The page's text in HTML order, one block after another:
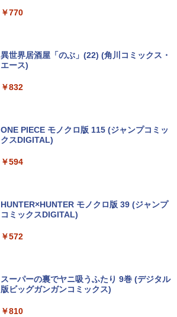
往復送料込！パソコンレンタルハイスペ
（4週間延長）【Office2024セット】イ
￥14,300
Core i5-7300U カメラ内蔵 メモリ最大16
GB SSD1TB 薄い軽い FHD液晶 type-C
ice付き 5GWIFI Bluetooth最新Microso
【マラソンセール期間中ポイント5倍】中
￥24,800
【エントリーでポイント100％還元のチ
ャンス】GMKtec ミニpc G3 Pro Intel C
設 512GB SSD M.2 2242 最大8TB Wind
ップPC
コン PC 一体型 新品 Windows11 27型 C
ore i7 第4世代 Office付き メモリ16GB
ク
(8845HS)
￥6,600
￥6,930
子限定かきおろし付】 【電子書籍】[ 佳
門サエコ ]
￥878
あかね噺 23 【電子書籍】[ 末永裕樹 ]
Anker Soundcore P31i ブラック
Anker Soundcore Liberty 5 アプリコットピ
ンク
￥-
【2026年アップグレード版】AOKIMI ワイヤ
レスイヤホン bluetooth イヤホン V12 小型
るーとゅーす コードレス ENCノイズキャン
￥1,964
￥250
BRUCE WAYNE feat. Flo Milli, ATL Jacob
[Explicit]
￥250
On My Road (Stadium ver.)
On My Road (Stadium ver.)
BUGS LIFE
￥1,112
by Amazon 天然水 ラベルレス 500ml ×24本
富士山の天然水 バナジウム含有 水 ミネラル
ットル (Smart Basic)
by Amazon 炭酸水 ラベルレス 500ml ×24本
art Basic)
by Amazon 天然水ラベルレス 2L×9本
￥1,117
コカ・コーラ やかんの麦茶 from 爽健美茶 ラ
￥770
異世界居酒屋「のぶ」(22) (角川コミックス・
エース)
￥832
ONE PIECE モノクロ版 115 (ジャンプコミッ
クスDIGITAL)
￥594
HUNTER×HUNTER モノクロ版 39 (ジャンプ
コミックスDIGITAL)
￥572
スーパーの裏でヤニ吸うふたり 9巻 (デジタル
版ビッグガンガンコミックス)
￥810